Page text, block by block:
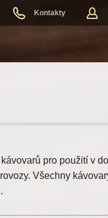
Kontakty
pro použití v
Všechny